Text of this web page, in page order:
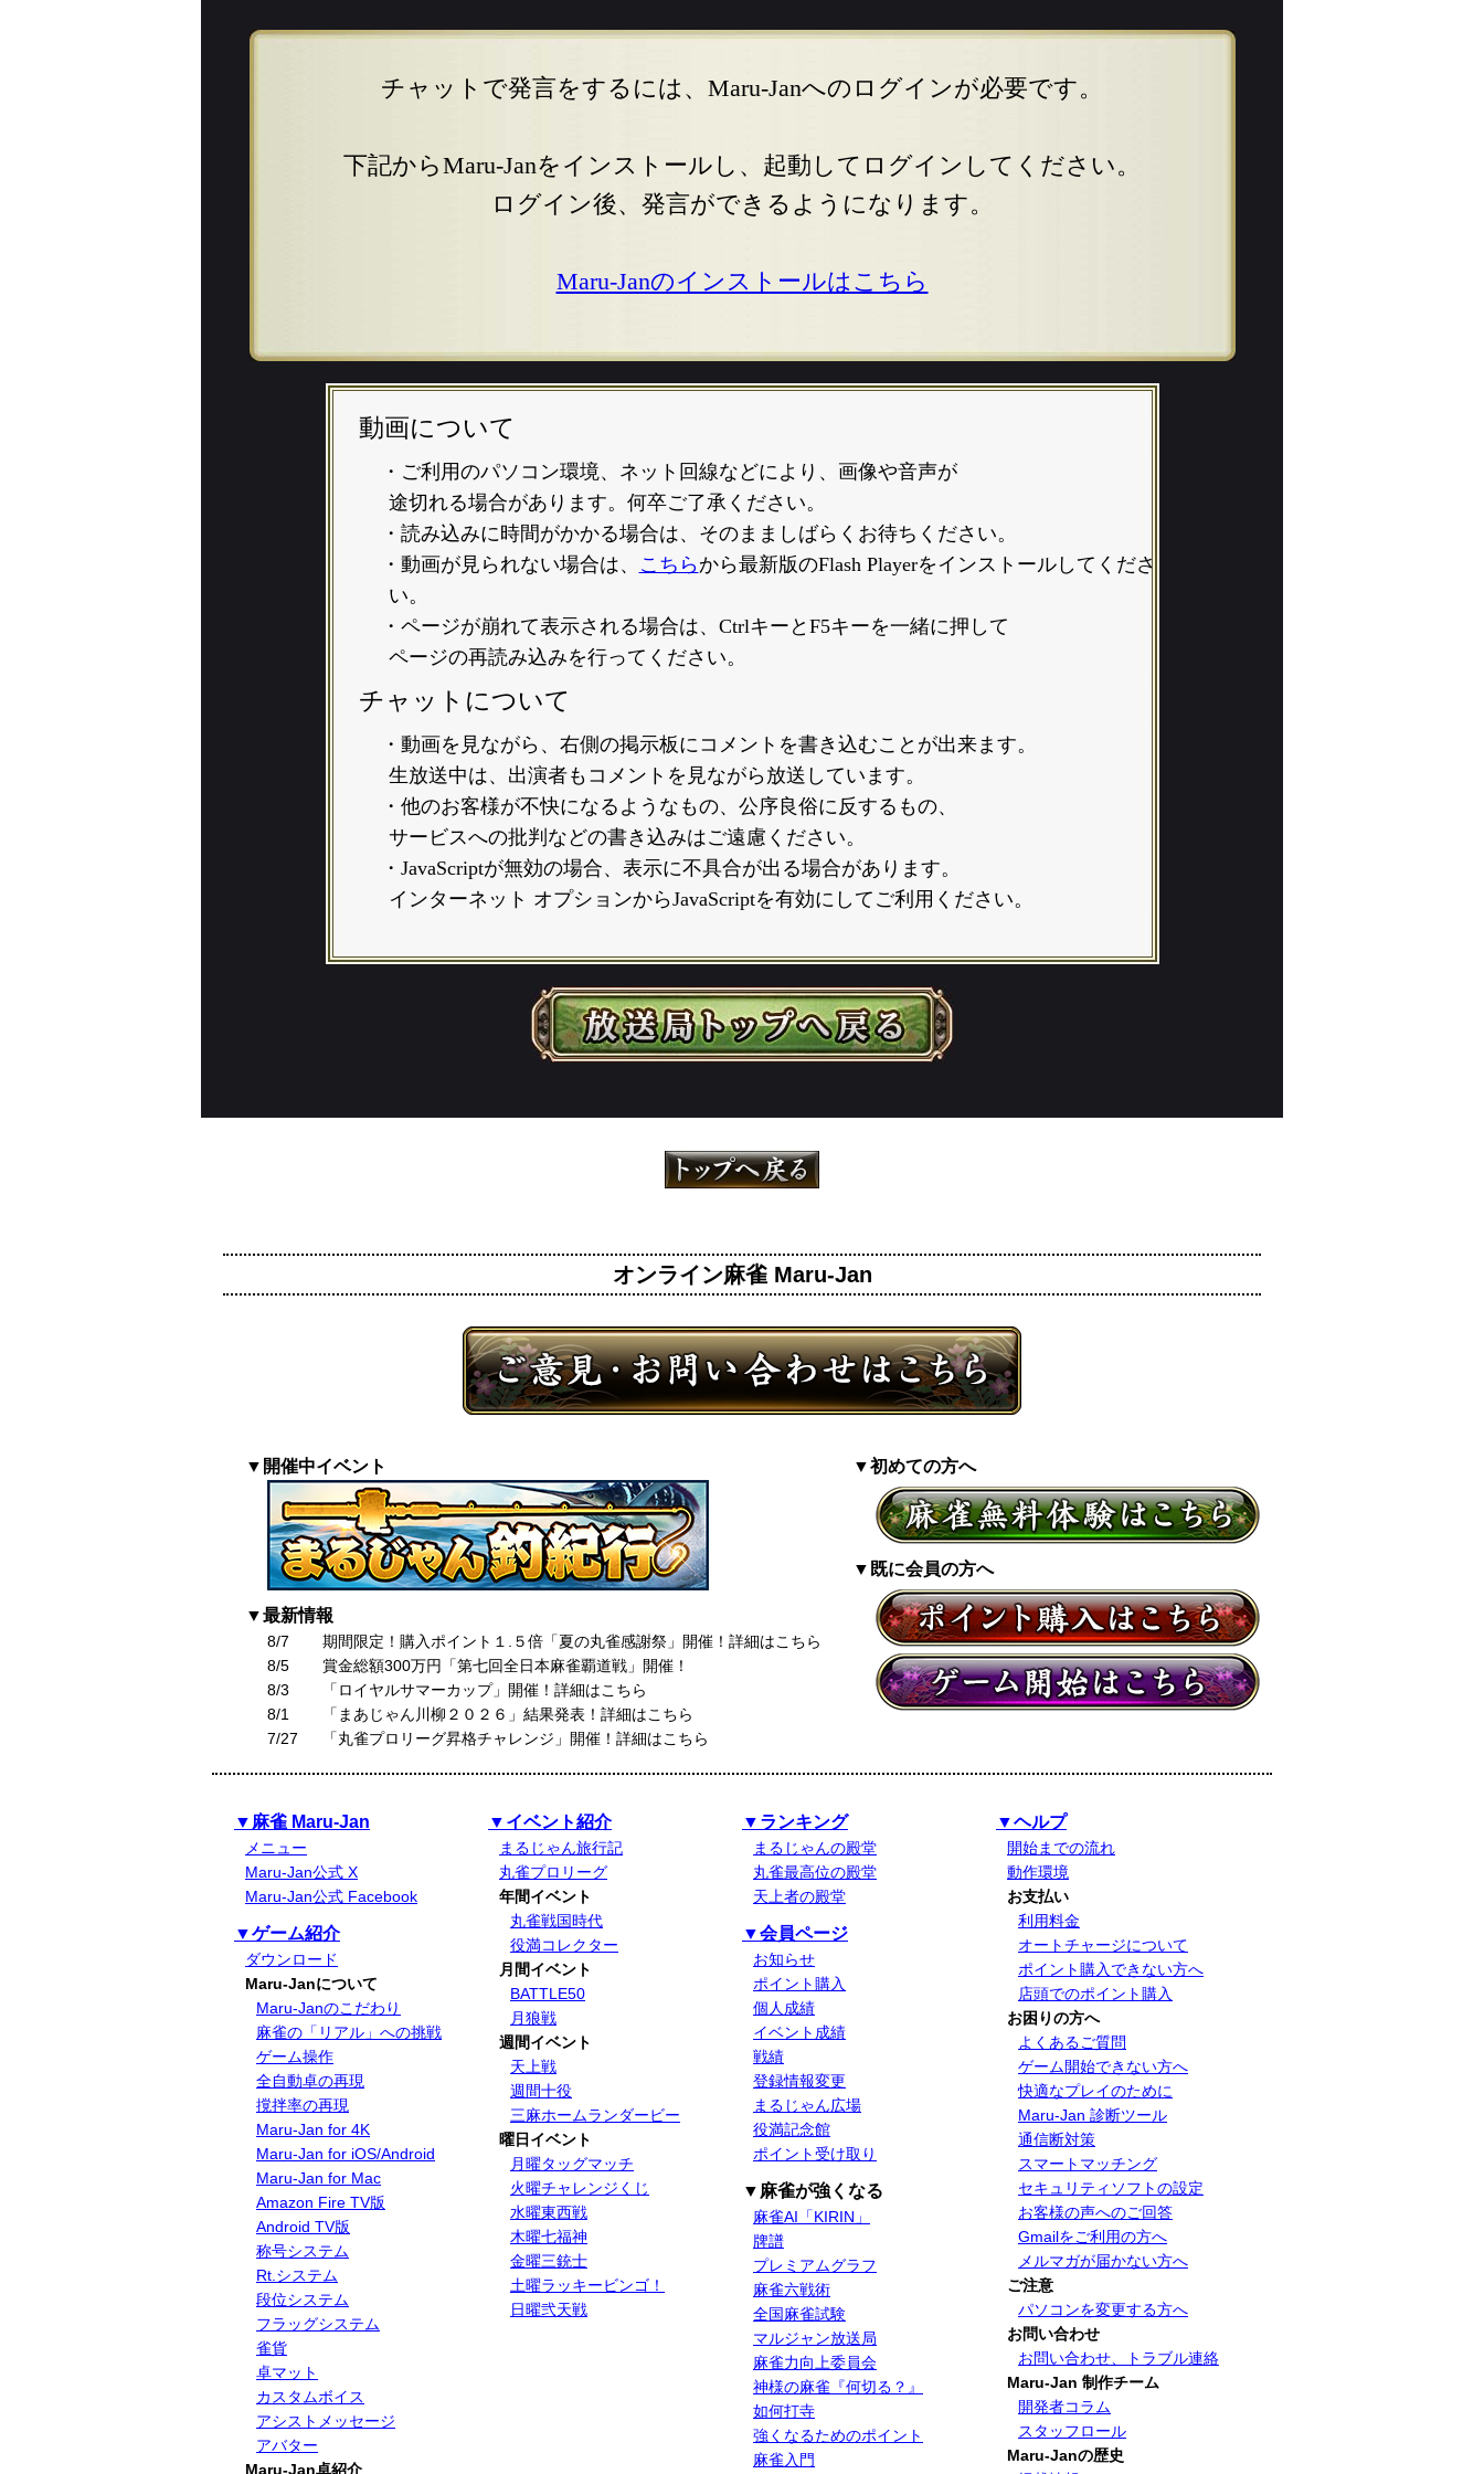
チャットで発言をするには、Maru-Janへのログインが必要です。
下記からMaru-Janをインストールし、起動してログインしてください。
ログイン後、発言ができるようになります。
Maru-Janのインストールはこちら
動画について
・ご利用のパソコン環境、ネット回線などにより、画像や音声が
途切れる場合があります。何卒ご了承ください。
・読み込みに時間がかかる場合は、そのまましばらくお待ちください。
・動画が見られない場合は、
こちらから最新版のFlash Playerをインストールしてくださ
い。
・ページが崩れて表示される場合は、CtrlキーとF5キーを一緒に押して
ページの再読み込みを行ってください。
チャットについて
・動画を見ながら、右側の掲示板にコメントを書き込むことが出来ます。
生放送中は、出演者もコメントを見ながら放送しています。
・他のお客様が不快になるようなもの、公序良俗に反するもの、
サービスへの批判などの書き込みはご遠慮ください。
・JavaScriptが無効の場合、表示に不具合が出る場合があります。
インターネット オプションからJavaScriptを有効にしてご利用ください。
オンライン麻雀 Maru-Jan
▼開催中イベント
▼最新情報
8/7
期間限定！購入ポイント１.５倍「夏の丸雀感謝祭」開催！詳細はこちら
8/5
賞金総額300万円「第七回全日本麻雀覇道戦」開催！
8/3
「ロイヤルサマーカップ」開催！詳細はこちら
8/1
「まあじゃん川柳２０２６」結果発表！詳細はこちら
7/27
「丸雀プロリーグ昇格チャレンジ」開催！詳細はこちら
▼初めての方へ
▼既に会員の方へ
▼麻雀 Maru-Jan
メニュー
Maru-Jan公式 X
Maru-Jan公式 Facebook
▼ゲーム紹介
ダウンロード
Maru-Janについて
Maru-Janのこだわり
麻雀の「リアル」への挑戦
ゲーム操作
全自動卓の再現
撹拌率の再現
Maru-Jan for 4K
Maru-Jan for iOS/Android
Maru-Jan for Mac
Amazon Fire TV版
Android TV版
称号システム
Rt.システム
段位システム
フラッグシステム
雀貨
卓マット
カスタムボイス
アシストメッセージ
アバター
Maru-Jan卓紹介
▼イベント紹介
まるじゃん旅行記
丸雀プロリーグ
年間イベント
丸雀戦国時代
役満コレクター
月間イベント
BATTLE50
月狼戦
週間イベント
天上戦
週間十役
三麻ホームランダービー
曜日イベント
月曜タッグマッチ
火曜チャレンジくじ
水曜東西戦
木曜七福神
金曜三銃士
土曜ラッキービンゴ！
日曜弐天戦
▼ランキング
まるじゃんの殿堂
丸雀最高位の殿堂
天上者の殿堂
▼会員ページ
お知らせ
ポイント購入
個人成績
イベント成績
戦績
登録情報変更
まるじゃん広場
役満記念館
ポイント受け取り
▼麻雀が強くなる
麻雀AI「KIRIN」
牌譜
プレミアムグラフ
麻雀六戦術
全国麻雀試験
マルジャン放送局
麻雀力向上委員会
神様の麻雀『何切る？』
如何打寺
強くなるためのポイント
麻雀入門
▼ヘルプ
開始までの流れ
動作環境
お支払い
利用料金
オートチャージについて
ポイント購入できない方へ
店頭でのポイント購入
お困りの方へ
よくあるご質問
ゲーム開始できない方へ
快適なプレイのために
Maru-Jan 診断ツール
通信断対策
スマートマッチング
セキュリティソフトの設定
お客様の声へのご回答
Gmailをご利用の方へ
メルマガが届かない方へ
ご注意
パソコンを変更する方へ
お問い合わせ
お問い合わせ、トラブル連絡
Maru-Jan 制作チーム
開発者コラム
スタッフロール
Maru-Janの歴史